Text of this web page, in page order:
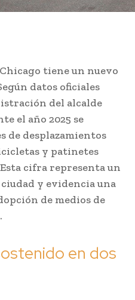
tiene un nuevo
datos oficiales
del alcalde
el año 2025 se
de desplazamientos
y patinetes
cifra representa un
y evidencia una
de medios de
en dos